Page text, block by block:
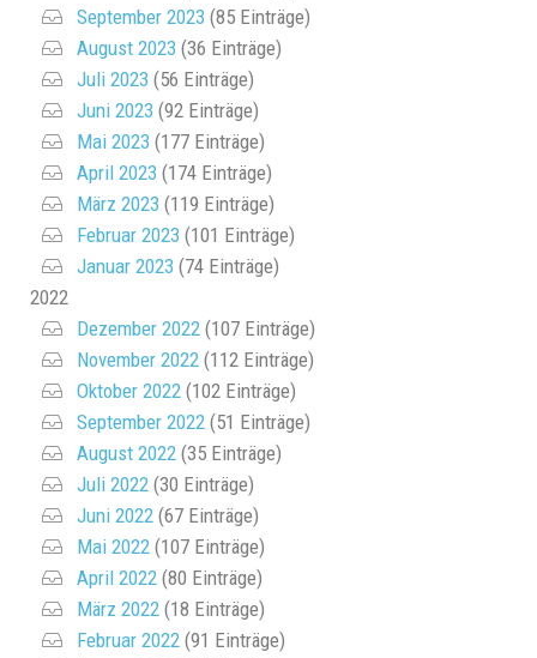
September 2023 (85 Einträge)
August 2023 (36 Einträge)
Juli 2023 (56 Einträge)
Juni 2023 (92 Einträge)
Mai 2023 (177 Einträge)
April 2023 (174 Einträge)
März 2023 (119 Einträge)
Februar 2023 (101 Einträge)
Januar 2023 (74 Einträge)
2022
Dezember 2022 (107 Einträge)
November 2022 (112 Einträge)
Oktober 2022 (102 Einträge)
September 2022 (51 Einträge)
August 2022 (35 Einträge)
Juli 2022 (30 Einträge)
Juni 2022 (67 Einträge)
Mai 2022 (107 Einträge)
April 2022 (80 Einträge)
März 2022 (18 Einträge)
Februar 2022 (91 Einträge)